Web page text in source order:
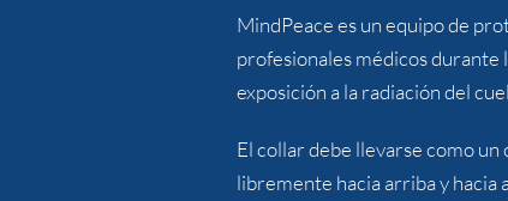
MindPeace es un equipo de
profesionales médicos durante
exposición a la radiación del
El collar debe llevarse como
libremente hacia arriba y hacia